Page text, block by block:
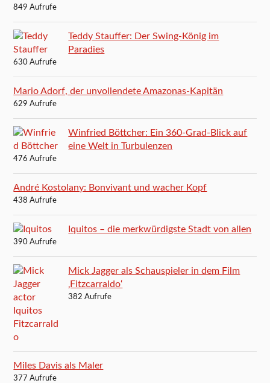
849 Aufrufe
Teddy Stauffer: Der Swing-König im
Paradies
630 Aufrufe
Mario Adorf, der unvollendete Amazonas-Kapitän
629 Aufrufe
Winfried Böttcher: Ein 360-Grad-Blick auf
eine Welt in Turbulenzen
476 Aufrufe
André Kostolany: Bonvivant und wacher Kopf
438 Aufrufe
Iquitos – die merkwürdigste Stadt von allen
390 Aufrufe
Mick Jagger als Schauspieler in dem Film
‚Fitzcarraldo‘
382 Aufrufe
Miles Davis als Maler
377 Aufrufe